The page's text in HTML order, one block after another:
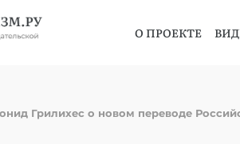
О ПРОЕКТЕ
Грилихес о новом переводе